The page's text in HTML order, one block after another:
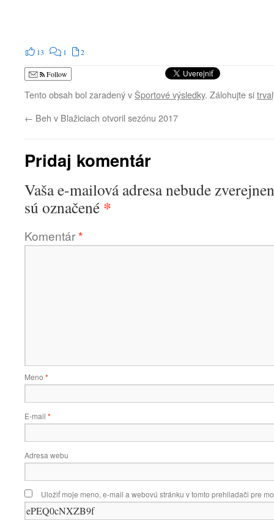
13 1 2
Follow
Tento obsah bol zaradený v Športové výsledky. Zálohujte si
← Beh v Blažiciach otvoril sezónu 2017
Pridaj komentár
Vaša e-mailová adresa nebude
sú označené *
Komentár*
Meno *
E-mail *
Adresa webu
Uložiť moje meno, e-mail a webovú stránku v tomto prehliadači pre